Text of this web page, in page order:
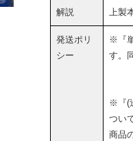
解説 上
発送ポリ
シー
※『
す。
※『(
つい
商品